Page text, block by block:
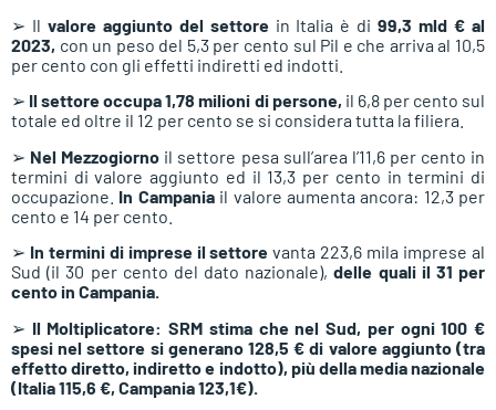
➢ Il valore aggiunto del settorein Italia è di99,3 mld € al
2023, con un peso del 5,3 per cento sul Pil e che arriva al 10,5
per cento con gli effetti indiretti ed indotti.
➢ Il settore occupa 1,78 milioni di persone, il 6,8 per cento sul
totale ed oltre il 12 per cento se si considera tutta la filiera.
➢ Nel Mezzogiorno il settore pesa sull’area l’11,6 per cento in
termini di valore aggiunto ed il 13,3 per cento in termini di
occupazione. In Campaniail valore aumenta ancora: 12,3 per
cento e 14 per cento.
➢ In termini di imprese il settore vanta 223,6 mila imprese al
Sud (il 30 per cento del dato nazionale),delle quali il 31 per
cento in Campania.
➢ Il Moltiplicatore: SRM stima che nel Sud, per ogni 100 €
spesi nel settore si generano 128,5 € di valore aggiunto (tra
effetto diretto, indiretto e indotto), più della media nazionale
(Italia 115,6 €, Campania 123,1€).